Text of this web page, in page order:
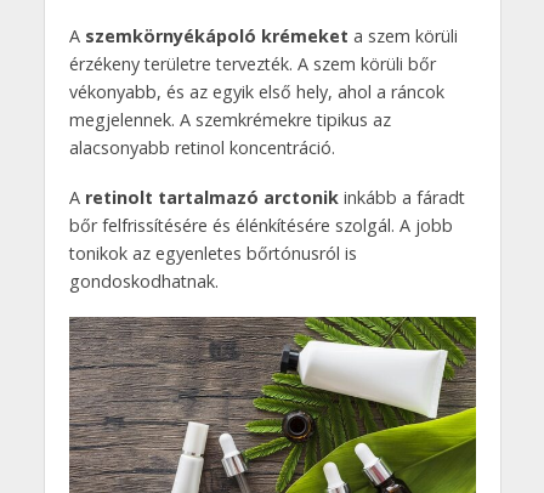
A szemkörnyékápoló krémeket a szem körüli
érzékeny területre tervezték. A szem körüli bőr
vékonyabb, és az egyik első hely, ahol a ráncok
megjelennek. A szemkrémekre tipikus az
alacsonyabb retinol koncentráció.
A retinolt tartalmazó arctonikinkább a fáradt
bőr felfrissítésére és élénkítésére szolgál. A jobb
tonikok az egyenletes bőrtónusról is
gondoskodhatnak.